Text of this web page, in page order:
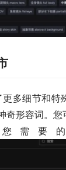
多细节和特
奇形容词。
需要